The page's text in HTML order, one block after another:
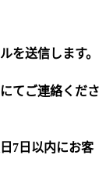
を送信します。
てご連絡くださ
7日以内にお客